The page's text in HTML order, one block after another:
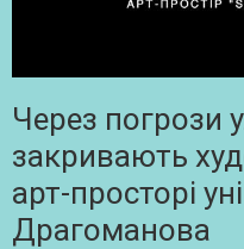
Через погрози
закривають
арт-просторі
Драгоманова